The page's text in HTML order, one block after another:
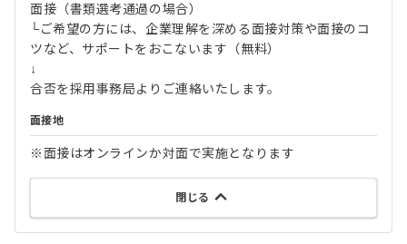
面接（書類選考通過の場合）
└ご希望の方には、企業理解を深める面接対策や面接のコ
ツなど、サポートをおこないます（無料）
↓
合否を採用事務局よりご連絡いたします。
面接地
※面接はオンラインか対面で実施となります
閉じる